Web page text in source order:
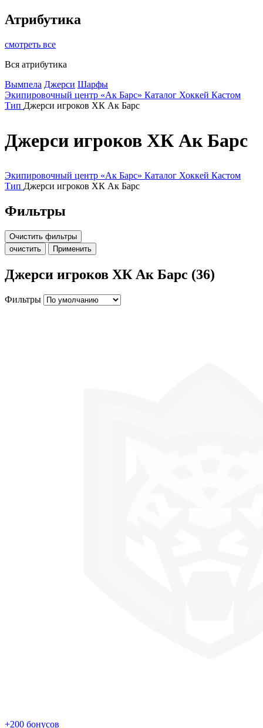
Атрибутика
смотреть все
Вся атрибутика
Вымпела Джерси Шарфы
Экипировочный центр «Ак Барс» Каталог Хоккей Кастом
Тип Джерси игроков ХК Ак Барс
Джерси игроков ХК Ак Барс
Экипировочный центр «Ак Барс» Каталог Хоккей Кастом
Тип Джерси игроков ХК Ак Барс
Фильтры
Очистить фильтры
очистить
Применить
Джерси игроков ХК Ак Барс (36)
Фильтры
+200 бонусов